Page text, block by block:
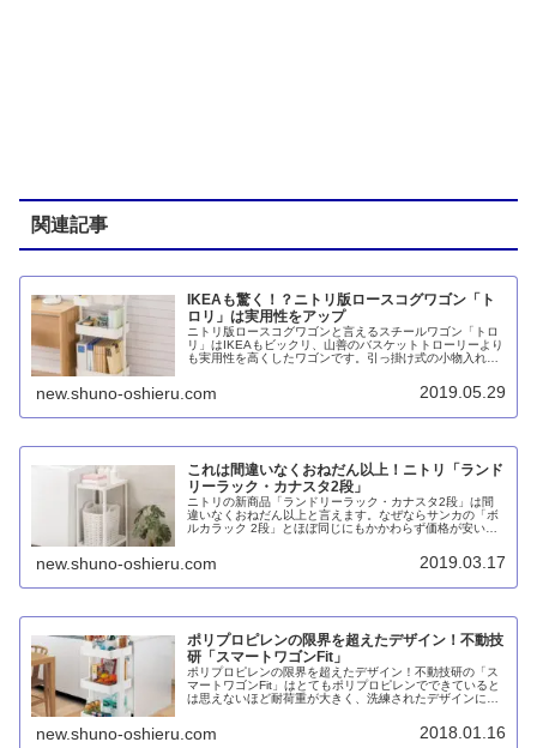
関連記事
IKEAも驚く！？ニトリ版ロースコグワゴン「ト
ロリ」は実用性をアップ
ニトリ版ロースコグワゴンと言えるスチールワゴン「トロ
リ」はIKEAもビックリ、山善のバスケットトローリーより
も実用性を高くしたワゴンです。引っ掛け式の小物入れが
イルなど大きなモノも収納できます。ついでに類似品も集
めてみました。
new.shuno-oshieru.com 2019.05.29
これは間違いなくおねだん以上！ニトリ「ランド
リーラック・カナスタ2段」
ニトリの新商品「ランドリーラック・カナスタ2段」は間
違いなくおねだん以上と言えます。なぜならサンカの「ボ
ルカラック 2段」とほぼ同じにもかかわらず価格が安いか
new.shuno-oshieru.com 2019.03.17
ポリプロピレンの限界を超えたデザイン！不動技
研「スマートワゴンFit」
ポリプロピレンの限界を超えたデザイン！不動技研の「ス
マートワゴンFit」はとてもポリプロピレンでできていると
は思えないほど耐荷重が大きく、洗練されたデザインに仕
new.shuno-oshieru.com 2018.01.16